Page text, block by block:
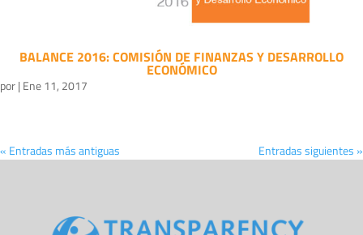
BALANCE 2016: COMISIÓN DE FINANZAS Y DESARROLLO
ECONÓMICO
por| Ene 11, 2017
« Entradas más antiguas Entradas siguientes »